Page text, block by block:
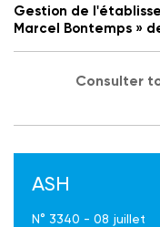
Gestion de
Marcel Bontemps »
Consulter
ASH
N° 3340 - 08 juillet